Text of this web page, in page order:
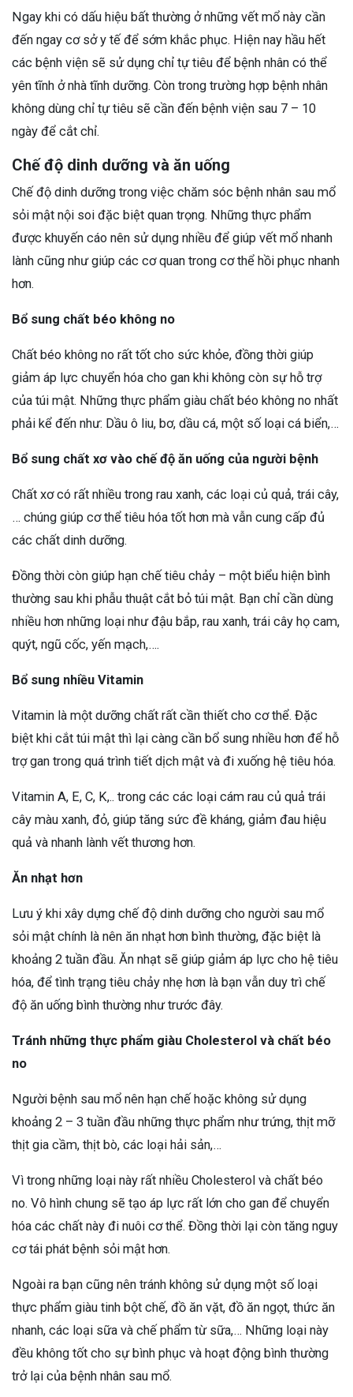
Ngay khi có dấu hiệu bất thường ở những vết mổ này cần
đến ngay cơ sở y tế để sớm khắc phục. Hiện nay hầu hết
các bệnh viện sẽ sử dụng chỉ tự tiêu để bệnh nhân có thể
yên tĩnh ở nhà tĩnh dưỡng. Còn trong trường hợp bệnh nhân
không dùng chỉ tự tiêu sẽ cần đến bệnh viện sau 7 – 10
ngày để cắt chỉ.
Chế độ dinh dưỡng và ăn uống
Chế độ dinh dưỡng trong việc chăm sóc bệnh nhân sau mổ
sỏi mật nội soi đặc biệt quan trọng. Những thực phẩm
được khuyến cáo nên sử dụng nhiều để giúp vết mổ nhanh
lành cũng như giúp các cơ quan trong cơ thể hồi phục nhanh
hơn.
Bổ sung chất béo không no
Chất béo không no rất tốt cho sức khỏe, đồng thời giúp
giảm áp lực chuyển hóa cho gan khi không còn sự hỗ trợ
của túi mật. Những thực phẩm giàu chất béo không no nhất
phải kể đến như: Dầu ô liu, bơ, dầu cá, một số loại cá biển,…
Bổ sung chất xơ vào chế độ ăn uống của người bệnh
Chất xơ có rất nhiều trong rau xanh, các loại củ quả, trái cây,
… chúng giúp cơ thể tiêu hóa tốt hơn mà vẫn cung cấp đủ
các chất dinh dưỡng.
Đồng thời còn giúp hạn chế tiêu chảy – một biểu hiện bình
thường sau khi phẫu thuật cắt bỏ túi mật. Bạn chỉ cần dùng
nhiều hơn những loại như đậu bắp, rau xanh, trái cây họ cam,
quýt, ngũ cốc, yến mạch,….
Bổ sung nhiều Vitamin
Vitamin là một dưỡng chất rất cần thiết cho cơ thể. Đặc
biệt khi cắt túi mật thì lại càng cần bổ sung nhiều hơn để hỗ
trợ gan trong quá trình tiết dịch mật và đi xuống hệ tiêu hóa.
Vitamin A, E, C, K,.. trong các các loại cám rau củ quả trái
cây màu xanh, đỏ, giúp tăng sức đề kháng, giảm đau hiệu
quả và nhanh lành vết thương hơn.
Ăn nhạt hơn
Lưu ý khi xây dựng chế độ dinh dưỡng cho người sau mổ
sỏi mật chính là nên ăn nhạt hơn bình thường, đặc biệt là
khoảng 2 tuần đầu. Ăn nhạt sẽ giúp giảm áp lực cho hệ tiêu
hóa, để tình trạng tiêu chảy nhẹ hơn là bạn vẫn duy trì chế
độ ăn uống bình thường như trước đây.
Tránh những thực phẩm giàu Cholesterol và chất béo
no
Người bệnh sau mổ nên hạn chế hoặc không sử dụng
khoảng 2 – 3 tuần đầu những thực phẩm như trứng, thịt mỡ
thịt gia cầm, thịt bò, các loại hải sản,…
Vì trong những loại này rất nhiều Cholesterol và chất béo
no. Vô hình chung sẽ tạo áp lực rất lớn cho gan để chuyển
hóa các chất này đi nuôi cơ thể. Đồng thời lại còn tăng nguy
cơ tái phát bệnh sỏi mật hơn.
Ngoài ra bạn cũng nên tránh không sử dụng một số loại
thực phẩm giàu tinh bột chế, đồ ăn vặt, đồ ăn ngọt, thức ăn
nhanh, các loại sữa và chế phẩm từ sữa,… Những loại này
đều không tốt cho sự bình phục và hoạt động bình thường
trở lại của bệnh nhân sau mổ.